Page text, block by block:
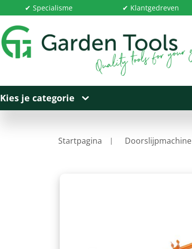
✔ Specialisme ✔ Klantgedreven
Kies je categorie
Startpagina Doorslijpmachine